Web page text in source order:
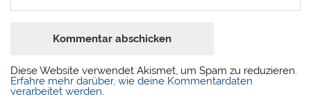
Diese Website verwendet Akismet, um Spam zu reduzieren.
Erfahre mehr darüber, wie deine Kommentardaten
verarbeitet werden.